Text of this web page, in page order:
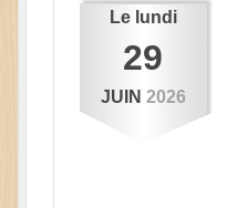
Le lundi
29
JUIN 2026